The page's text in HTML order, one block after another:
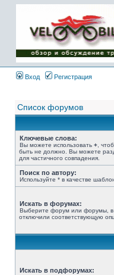
Имя пользователя:
Пароль:
{ LOG_ME_IN_SHORT
}
Вход Регистрация
Список форумов
Ключевые слова:
Вы можете использовать + ,
быть не должно. Вы можете
для частичного совпадения.
Поиск по автору:
Используйте * в качестве
Искать в форумах:
Выберите форум или форумы, в
отключили соответствующую
Искать в подфорумах: